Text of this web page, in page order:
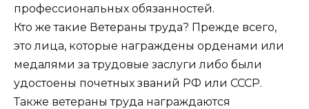
профессиональных обязанностей.
Кто же такие Ветераны труда? Прежде всего,
это лица, которые награждены орденами или
медалями за трудовые заслуги либо были
удостоены почетных званий РФ или СССР.
Также ветераны труда награждаются